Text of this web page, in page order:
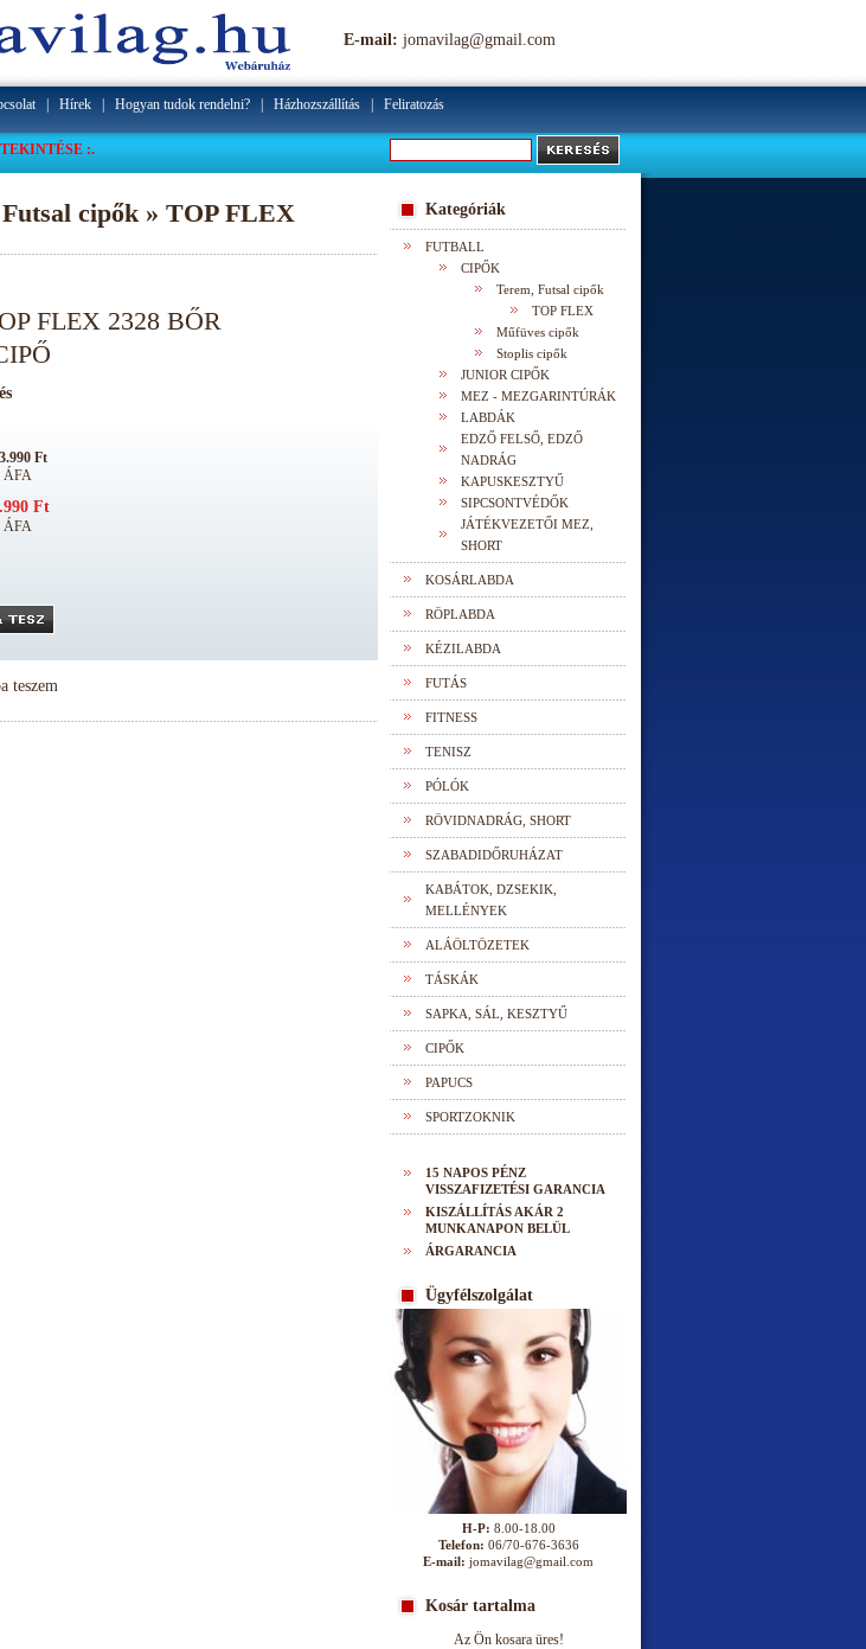
E-mail: jomavilag@gmail.com
| Hírek| Hogyan tudok rendelni?| Házhozszállítás| Feliratozás
:.
cipők » TOP FLEX
FLEX 2328 BŐR
Ft
ÁFA
Ft
ÁFA
teszem
Kategóriák
FUTBALL
CIPŐK
Terem, Futsal cipők
TOP FLEX
Műfüves cipők
Stoplis cipők
JUNIOR CIPŐK
MEZ - MEZGARINTÚRÁK
LABDÁK
EDZŐ FELSŐ, EDZŐ
NADRÁG
KAPUSKESZTYŰ
SIPCSONTVÉDŐK
JÁTÉKVEZETŐI MEZ,
SHORT
KOSÁRLABDA
RÖPLABDA
KÉZILABDA
FUTÁS
FITNESS
TENISZ
PÓLÓK
RÖVIDNADRÁG, SHORT
SZABADIDŐRUHÁZAT
KABÁTOK, DZSEKIK,
MELLÉNYEK
ALÁÖLTÖZETEK
TÁSKÁK
SAPKA, SÁL, KESZTYŰ
CIPŐK
PAPUCS
SPORTZOKNIK
15 NAPOS PÉNZ
VISSZAFIZETÉSI GARANCIA
KISZÁLLÍTÁS AKÁR 2
MUNKANAPON BELÜL
ÁRGARANCIA
Ügyfélszolgálat
H-P: 8.00-18.00
Telefon: 06/70-676-3636
E-mail: jomavilag@gmail.com
Kosár tartalma
Az Ön kosara üres!